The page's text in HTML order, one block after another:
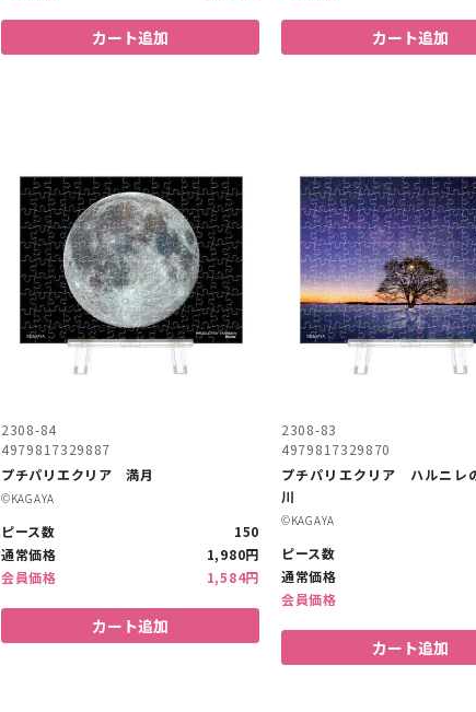
カート追加 カート追加
2308-84
4979817329887
プチパリエクリア 満月
©︎KAGAYA
ピース数
150
通常価格
1,980円
会員価格
1,584円
カート追加
2308-83
4979817329870
プチパリエクリア ハルニレ
川
©︎KAGAYA
ピース数
通常価格
会員価格
カート追加